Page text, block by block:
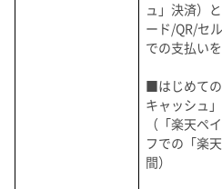
ュ」決済）
ード/QR/セ
での支払い
■はじめて
キャッシュ
（「楽天ペ
フでの「楽
間）